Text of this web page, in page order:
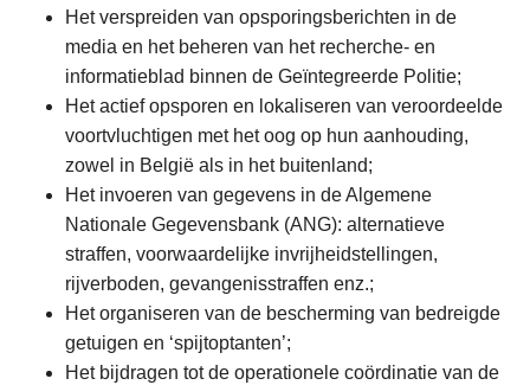
Het verspreiden van opsporingsberichten in de
media en het beheren van het recherche- en
informatieblad binnen de Geïntegreerde Politie;
Hetactief opsporen en lokaliseren van veroordeelde
voortvluchtigen met het oog op hun aanhouding,
zowel in België als in het buitenland;
Het invoeren van gegevens in de Algemene
Nationale Gegevensbank (ANG): alternatieve
straffen, voorwaardelijke invrijheidstellingen,
rijverboden, gevangenisstraffen enz.;
Hetorganiseren van de bescherming van bedreigde
getuigen en ‘spijtoptanten’;
Het bijdragen tot de operationele coördinatie van de